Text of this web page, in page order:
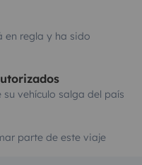
en regla y ha sido
vehículo salga del país
parte de este viaje